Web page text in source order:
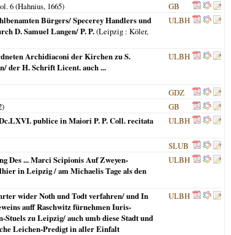
6 (Hahnius, 1665)
GB
Bürgers/ Specerey Handlers und
D. Samuel Langen/ P. P.(Leipzig : Köler,
ULBH
Archidiaconi der Kirchen zu S.
der H. Schrift Licent. auch ...
ULBH
GDZ
)
GB
publice in Maiori P. P. Coll. recitata
ULBH
SLUB
Des ... Marci Scipionis Auf Zweyen-
in Leipzig / am Michaelis Tage als den
ULBH
wider Noth und Todt verfahren/ und In
auff Raschwitz fürnehmen Iuris-
zu Leipzig/ auch umb diese Stadt und
Leichen-Predigt in aller Einfalt
ULBH